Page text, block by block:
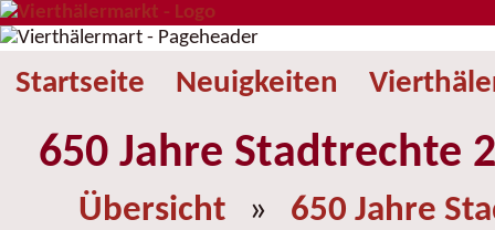
Startseite Neuigkeiten
650 Jahre Stadtrechte
Übersicht » 650 Jahre